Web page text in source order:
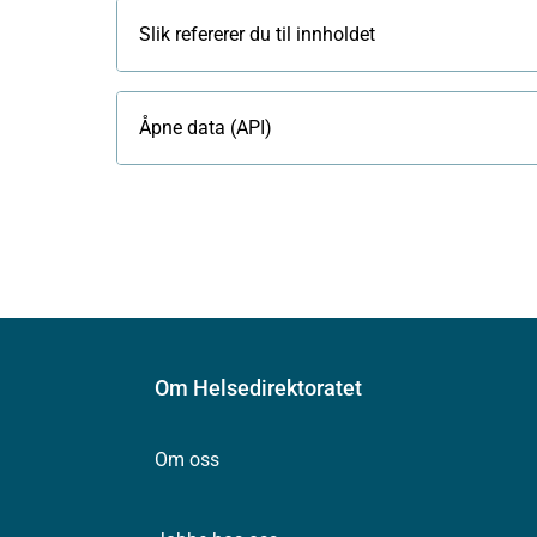
Slik refererer du til innholdet
Åpne data (API)
Om Helsedirektoratet
Om oss